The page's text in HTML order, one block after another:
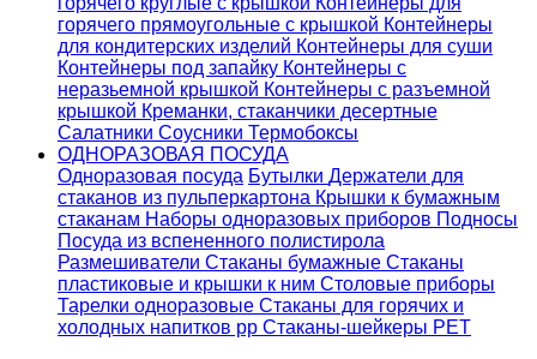
горячего прямоугольные с крышкой Контейнеры
для кондитерских изделий Контейнеры для суши
Контейнеры под запайку Контейнеры с
неразьемной крышкой Контейнеры с разъемной
крышкой Креманки, стаканчики десертные
Салатники Соусники Термобоксы
ОДНОРАЗОВАЯ ПОСУДА
Одноразовая посуда Бутылки Держатели для
стаканов из пульперкартона Крышки к бумажным
стаканам Наборы одноразовых приборов Подносы
Посуда из вспененного полистирола
Размешиватели Стаканы бумажные Стаканы
пластиковые и крышки к ним Столовые приборы
Тарелки одноразовые Стаканы для горячих и
холодных напитков pp Стаканы-шейкеры PET